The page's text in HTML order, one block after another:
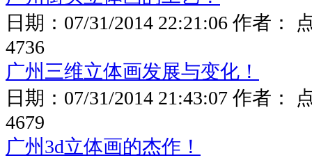
日期： 07/31/2014 22:21:06 作者：
4736
广州三维立体画发展与变化！
日期： 07/31/2014 21:43:07 作者：
4679
广州3d立体画的杰作！